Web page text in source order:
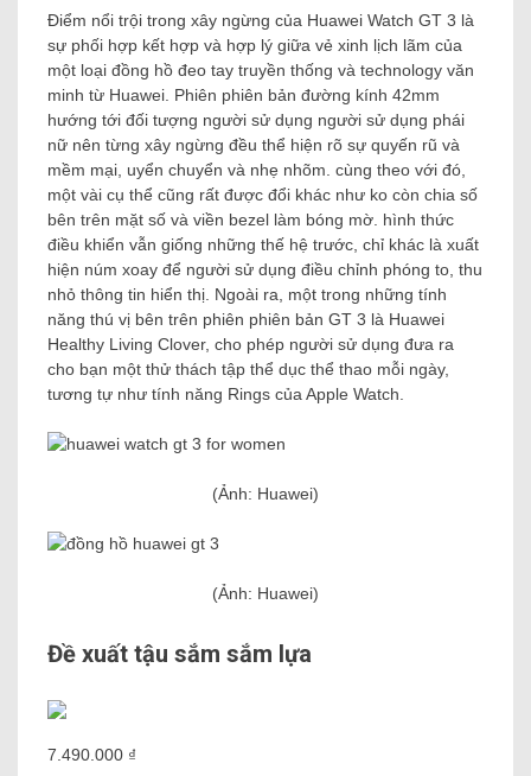
Điểm nổi trội trong xây ngừng của Huawei Watch GT 3 là
sự phối hợp kết hợp và hợp lý giữa vẻ xinh lịch lãm của
một loại đồng hồ đeo tay truyền thống và technology văn
minh từ Huawei. Phiên phiên bản đường kính 42mm
hướng tới đối tượng người sử dụng người sử dụng phái
nữ nên từng xây ngừng đều thể hiện rõ sự quyến rũ và
mềm mại, uyển chuyển và nhẹ nhõm. cùng theo với đó,
một vài cụ thể cũng rất được đổi khác như ko còn chia số
bên trên mặt số và viền bezel làm bóng mờ. hình thức
điều khiển vẫn giống những thế hệ trước, chỉ khác là xuất
hiện núm xoay để người sử dụng điều chỉnh phóng to, thu
nhỏ thông tin hiển thị. Ngoài ra, một trong những tính
năng thú vị bên trên phiên phiên bản GT 3 là Huawei
Healthy Living Clover, cho phép người sử dụng đưa ra
cho bạn một thử thách tập thể dục thể thao mỗi ngày,
tương tự như tính năng Rings của Apple Watch.
(Ảnh: Huawei)
(Ảnh: Huawei)
Đề xuất tậu sắm sắm lựa
7.490.000 ₫